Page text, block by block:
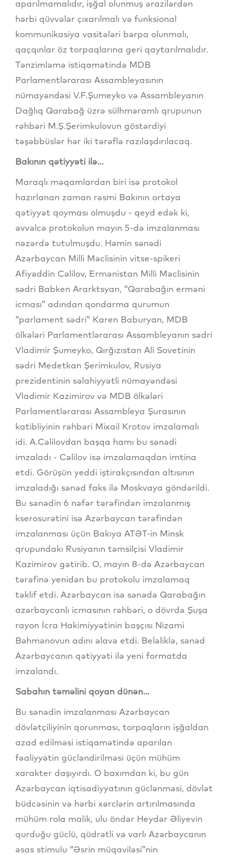
aparılmamalıdır, işğal olunmuş ərazilərdən
hərbi qüvvələr çıxarılmalı və funksional
kommunikasiya vasitələri bərpa olunmalı,
qaçqınlar öz torpaqlarına geri qaytarılmalıdır.
Tənzimləmə istiqamətində MDB
Parlamentlərarası Assambleyasının
nümayəndəsi V.F.Şumeyko və Assambleyanın
Dağlıq Qarabağ üzrə sülhməramlı qrupunun
rəhbəri M.Ş.Şerimkulovun göstərdiyi
təşəbbüslər hər iki tərəflə razılaşdırılacaq.
Bakının qətiyyəti ilə...
Maraqlı məqamlardan biri isə protokol
hazırlanan zaman rəsmi Bakının ortaya
qətiyyət qoyması olmuşdu - qeyd edək ki,
əvvəlcə protokolun mayın 5-də imzalanması
nəzərdə tutulmuşdu. Həmin sənədi
Azərbaycan Milli Məclisinin vitse-spikeri
Afiyəddin Cəlilov, Ermənistan Milli Məclisinin
sədri Babken Ararktsyan, “Qarabağın erməni
icması” adından qondarma qurumun
“parlament sədri” Karen Baburyan, MDB
ölkələri Parlamentlərarası Assambleyanın sədri
Vladimir Şumeyko, Qırğızıstan Ali Sovetinin
sədri Medetkan Şerimkulov, Rusiya
prezidentinin səlahiyyətli nümayəndəsi
Vladimir Kazimirov və MDB ölkələri
Parlamentlərarası Assambleya Şurasının
katibliyinin rəhbəri Mixail Krotov imzalamalı
idi. A.Cəlilovdan başqa hamı bu sənədi
imzaladı - Cəlilov isə imzalamaqdan imtina
etdi. Görüşün yeddi iştirakçısından altısının
imzaladığı sənəd faks ilə Moskvaya göndərildi.
Bu sənədin 6 nəfər tərəfindən imzalanmış
kserosurətini isə Azərbaycan tərəfindən
imzalanması üçün Bakıya ATƏT-in Minsk
qrupundakı Rusiyanın təmsilçisi Vladimir
Kazimirov gətirib. O, mayın 8-də Azərbaycan
tərəfinə yenidən bu protokolu imzalamaq
təklif etdi. Azərbaycan isə sənədə Qarabağın
azərbaycanlı icmasının rəhbəri, o dövrdə Şuşa
rayon İcra Hakimiyyətinin başçısı Nizami
Bəhmənovun adını əlavə etdi. Beləliklə, sənəd
Azərbaycanın qətiyyəti ilə yeni formatda
imzalandı.
Sabahın təməlini qoyan dünən...
Bu sənədin imzalanması Azərbaycan
dövlətçiliyinin qorunması, torpaqların işğaldan
azad edilməsi istiqamətində aparılan
fəaliyyətin gücləndirilməsi üçün mühüm
xarakter daşıyırdı. O baxımdan ki, bu gün
Azərbaycan iqtisadiyyatının güclənməsi, dövlət
büdcəsinin və hərbi xərclərin artırılmasında
mühüm rola malik, ulu öndər Heydər Əliyevin
qurduğu güclü, qüdrətli və varlı Azərbaycanın
əsas stimulu “Əsrin müqaviləsi”nin